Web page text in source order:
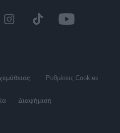
Ρυθμίσεις Cookies
Διαφήμιση